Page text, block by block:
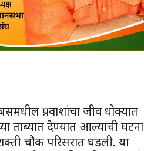
प्रवाशांचा जीव धोक्यात
ताब्यात देण्यात आल्याची घटना
चौक परिसरात घडली. या